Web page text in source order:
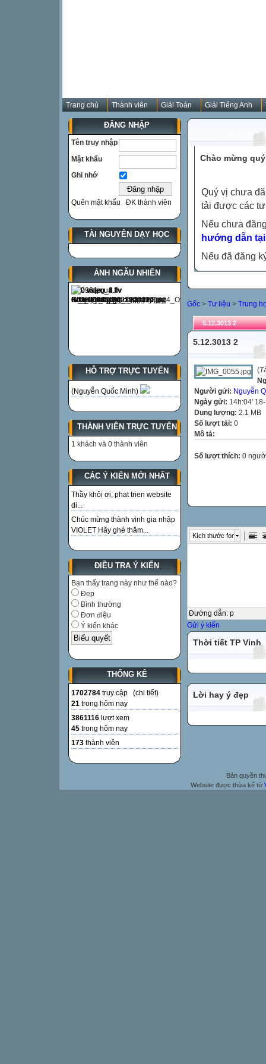
Trang chủ Thành viên Giải Toán Giải Tiếng Anh
ĐĂNG NHẬP
Tên truy nhập
Mật khẩu
Ghi nhớ
Quên mật khẩu ĐK thành viên
TÀI NGUYÊN DẠY HỌC
ẢNH NGẪU NHIÊN
HỖ TRỢ TRỰC TUYẾN
(Nguyễn Quốc Minh)
THÀNH VIÊN TRỰC TUYẾN
1 khách và 0 thành viên
CÁC Ý KIẾN MỚI NHẤT
Thầy khôi ơi, phat trien website
di...
Chúc mừng thành vinh gia nhập
VIOLET Hãy ghé thăm...
ĐIỀU TRA Ý KIẾN
Bạn thấy trang này như thế nào?
Đẹp
Bình thường
Đơn điệu
Ý kiến khác
THỐNG KÊ
1702784 truy cập (chi tiết)
21 trong hôm nay
3861116 lượt xem
45 trong hôm nay
173 thành viên
Chào mừng
Quý vị chưa
tải được các
Nếu chưa
hướng dẫn
Nếu đã đăng
Gốc > Tư liệu > Trung
5.12.3013 2
5.12.3013 2
(
Người gửi: Nguyễn
Ngày gửi: 14h:04'
Dung lượng: 2.1 MB
Số lượt tải: 0
Mô tả:
Số lượt thích: 0
Kích thước font
Đường dẫn: p
Gửi ý kiến
Thời tiết TP Vinh
Lời hay ý đẹp
Bản quyền
Website được thừa kế từ